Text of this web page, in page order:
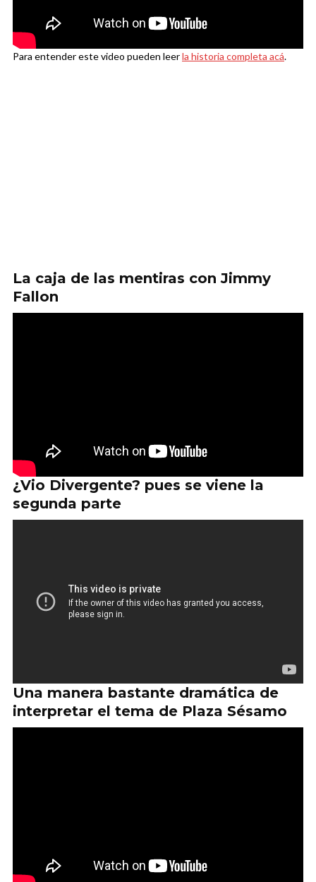
Para entender este video pueden leerla historia completa acá.
La caja de las mentiras con Jimmy
Fallon
¿Vio Divergente? pues se viene la
segunda parte
Una manera bastante dramática de
interpretar el tema de Plaza Sésamo